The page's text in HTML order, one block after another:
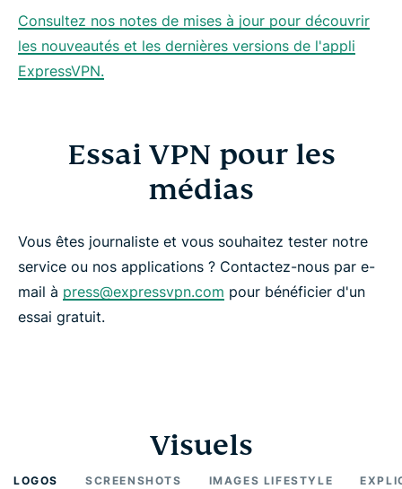
Consultez nos notes de mises à jour pour découvrir
les nouveautés et les dernières versions de l'appli
ExpressVPN.
Essai VPN pour les
médias
Vous êtes journaliste et vous souhaitez tester notre
service ou nos applications ? Contactez-nous par e-
mail à press@expressvpn.com pour bénéficier d'un
essai gratuit.
Visuels
LOGOS SCREENSHOTS IMAGES LIFESTYLE